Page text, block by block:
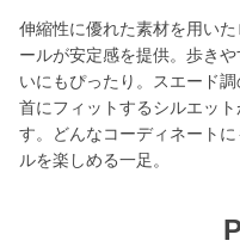
伸縮性に優れた素材を用い
ールが安定感を提供。歩き
いにもぴったり。スエード
首にフィットするシルエッ
す。どんなコーディネート
ルを楽しめる一足。